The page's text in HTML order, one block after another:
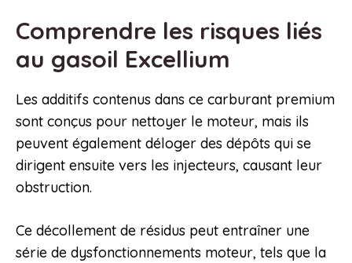
Comprendre les risques liés
au gasoil Excellium
Les additifs contenus dans ce carburant premium
sont conçus pour nettoyer le moteur, mais ils
peuvent également déloger des dépôts qui se
dirigent ensuite vers les injecteurs, causant leur
obstruction.
Ce décollement de résidus peut entraîner une
série de dysfonctionnements moteur, tels que la